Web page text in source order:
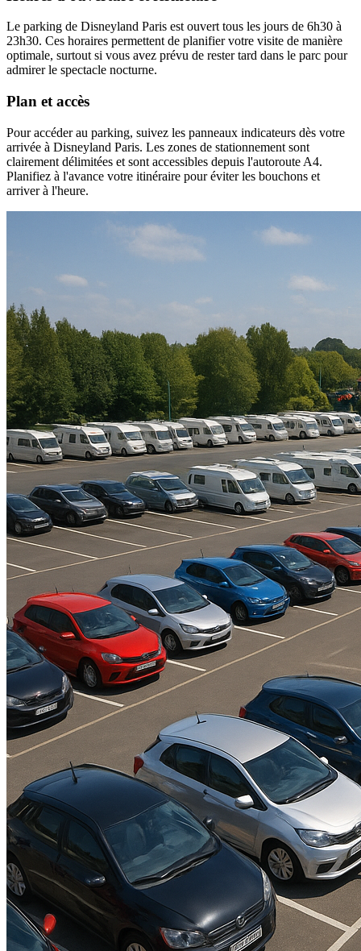
Le parking de Disneyland Paris est ouvert tous les jours de 6h30 à
23h30. Ces horaires permettent de planifier votre visite de manière
optimale, surtout si vous avez prévu de rester tard dans le parc pour
admirer le spectacle nocturne.
Plan et accès
Pour accéder au parking, suivez les panneaux indicateurs dès votre
arrivée à Disneyland Paris. Les zones de stationnement sont
clairement délimitées et sont accessibles depuis l'autoroute A4.
Planifiez à l'avance votre itinéraire pour éviter les bouchons et
arriver à l'heure.